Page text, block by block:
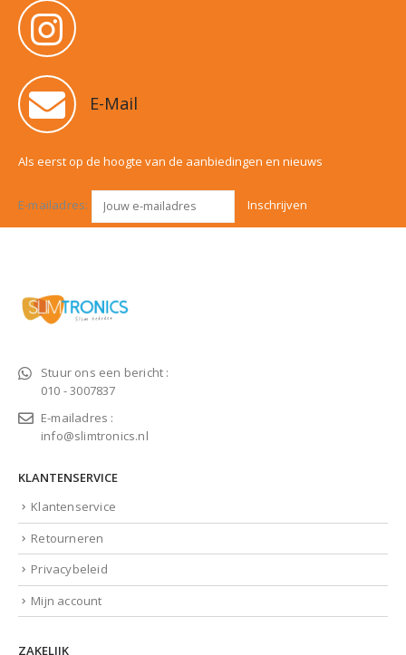
E-Mail
Als eerst op de hoogte van de aanbiedingen en nieuws
E-mailadres:
Stuur ons een bericht :
010 - 3007837
E-mailadres :
info@slimtronics.nl
KLANTENSERVICE
Klantenservice
Retourneren
Privacybeleid
Mijn account
ZAKELIJK